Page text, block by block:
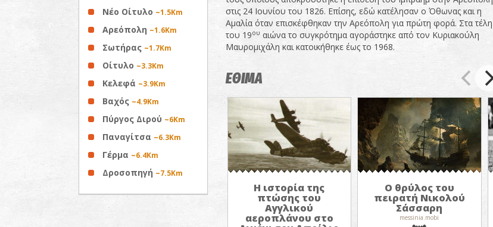
Νέο Οίτυλο ~1.5Km
Αρεόπολη ~1.6Km
Σωτήρας ~1.7Km
Οίτυλο ~3.3Km
Κελεφά ~3.9Km
Βαχός ~4.9Km
Πύργος Διρού ~6Km
Παναγίτσα ~6.3Km
Γέρμα ~6.4Km
Δροσοπηγή ~7.5Km
στις 24 Ιουνίου του 1826. Επίσης, εδώ κατέλησαν ο Όθωνας και η
Αμαλία όταν επισκέφθηκαν την Αρεόπολη για πρώτη φορά. Στα τέλη
του 19ου αιώνα το συγκρότημα αγοράστηκε από τον Κυριακούλη
Μαυρομιχάλη και κατοικήθηκε έως το 1968.
ΕΘΙΜΑ
Η ιστορία της
πτώσης του
Αγγλικού
αεροπλάνου στο
Ο θρύλος του
πειρατή Νικολού
Σάσσαρη
messinia.mobi